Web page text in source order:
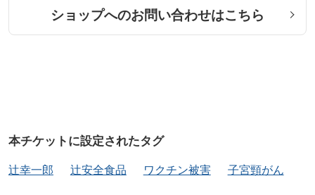
ショップへのお問い合わせはこちら
本チケットに設定されたタグ
辻幸一郎 辻安全食品 ワクチン被害 子宮頸がん